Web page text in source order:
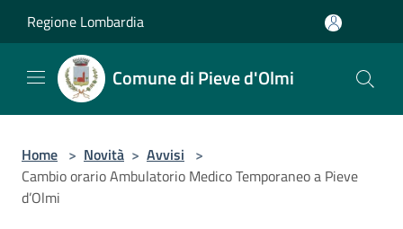
Regione Lombardia
Comune di Pieve d'Olmi
Home > Novità > Avvisi >
Cambio orario Ambulatorio Medico Temporaneo a Pieve
d’Olmi